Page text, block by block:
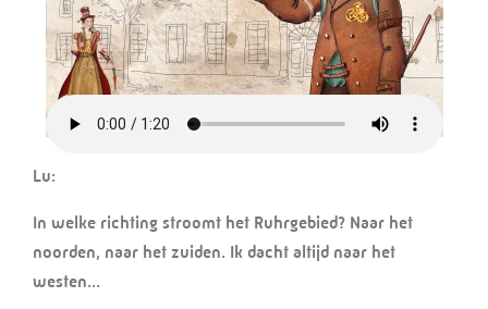
Lu:
In welke richting stroomt het Ruhrgebied? Naar het
noorden, naar het zuiden. Ik dacht altijd naar het
westen...